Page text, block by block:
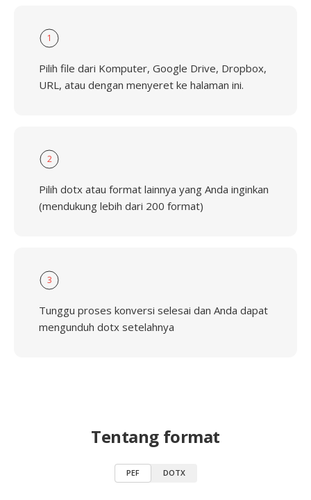
1
Pilih file dari Komputer, Google Drive, Dropbox,
URL, atau dengan menyeret ke halaman ini.
2
Pilih dotx atau format lainnya yang Anda inginkan
(mendukung lebih dari 200 format)
3
Tunggu proses konversi selesai dan Anda dapat
mengunduh dotx setelahnya
Tentang format
PEF DOTX